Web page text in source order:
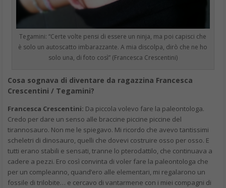
Tegamini: “Certe volte pensi di essere un ninja, ma poi capisci che
è solo un autoscatto imbarazzante. A mia discolpa, dirò che ne ho
solo una, di foto così” (Francesca Crescentini)
Cosa sognava di diventare da ragazzina Francesca
Crescentini / Tegamini?
Francesca Crescentini: Da piccola volevo fare la paleontologa.
Credo per dare un senso alle braccine piccine piccine del
tirannosauro. Non me le spiegavo. Mi ricordo che avevo tantissimi
scheletri di dinosauro, quelli che dovevi costruire osso per osso. E
tutti erano stabili e sensati, tranne lo pterodattilo, che continuava a
cadere a pezzi. Ero così convinta di voler fare la paleontologa che
per un compleanno, quand’ero alle elementari, mi regalarono un
fossile di trilobite… e cercavo di vantarmene con i miei compagni di